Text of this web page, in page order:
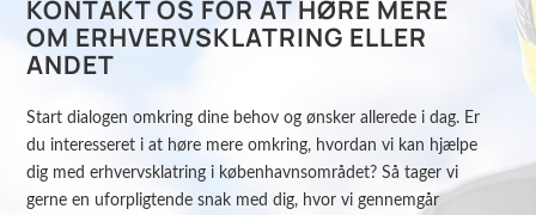
KONTAKT OS FOR AT HØRE MERE
OM ERHVERVSKLATRING ELLER
ANDET
Start dialogen omkring dine behov og ønsker allerede i dag. Er
du interesseret i at høre mere omkring, hvordan vi kan hjælpe
dig med erhvervsklatring i københavnsområdet? Så tager vi
gerne en uforpligtende snak med dig, hvor vi gennemgår